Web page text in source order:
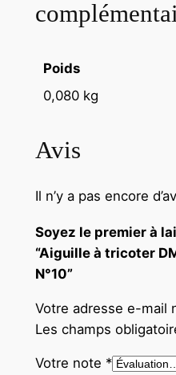
Poids
0,080 kg
Avis
Il n’y a pas encore
Soyez le premier à
“Aiguille à tricoter
N°10”
Votre adresse e-mail
Les champs
Votre note *